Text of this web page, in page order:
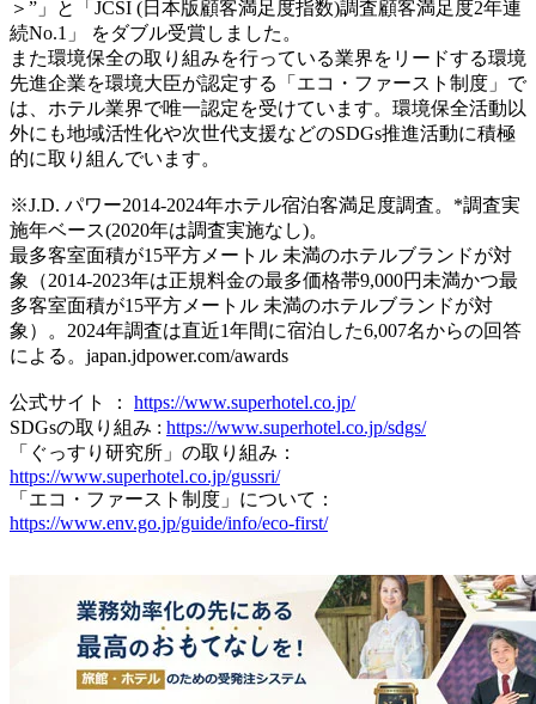
＞”」と「JCSI (日本版顧客満足度指数)調査顧客満足度2年連
続No.1」 をダブル受賞しました。
また環境保全の取り組みを行っている業界をリードする環境
先進企業を環境大臣が認定する「エコ・ファースト制度」で
は、ホテル業界で唯一認定を受けています。環境保全活動以
外にも地域活性化や次世代支援などのSDGs推進活動に積極
的に取り組んでいます。
※J.D. パワー2014-2024年ホテル宿泊客満足度調査。*調査実
施年ベース(2020年は調査実施なし)。
最多客室面積が15平方メートル 未満のホテルブランドが対
象（2014-2023年は正規料金の最多価格帯9,000円未満かつ最
多客室面積が15平方メートル 未満のホテルブランドが対
象）。2024年調査は直近1年間に宿泊した6,007名からの回答
による。japan.jdpower.com/awards
公式サイト ： https://www.superhotel.co.jp/
SDGsの取り組み : https://www.superhotel.co.jp/sdgs/
「ぐっすり研究所」の取り組み：
https://www.superhotel.co.jp/gussri/
「エコ・ファースト制度」について：
https://www.env.go.jp/guide/info/eco-first/